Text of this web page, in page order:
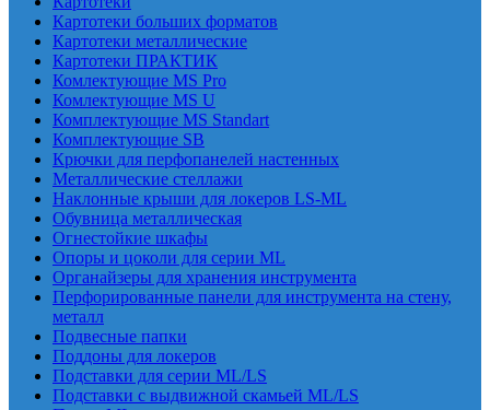
Картотеки больших форматов
Картотеки металлические
Картотеки ПРАКТИК
Комлектующие MS Pro
Комлектующие MS U
Комплектующие MS Standart
Комплектующие SB
Крючки для перфопанелей настенных
Металлические стеллажи
Наклонные крыши для локеров LS-ML
Обувница металлическая
Огнестойкие шкафы
Опоры и цоколи для серии ML
Органайзеры для хранения инструмента
Перфорированные панели для инструмента на стену,
металл
Подвесные папки
Поддоны для локеров
Подставки для серии ML/LS
Подставки с выдвижной скамьей ML/LS